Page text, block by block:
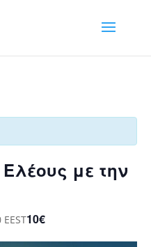
με την
EEST10€